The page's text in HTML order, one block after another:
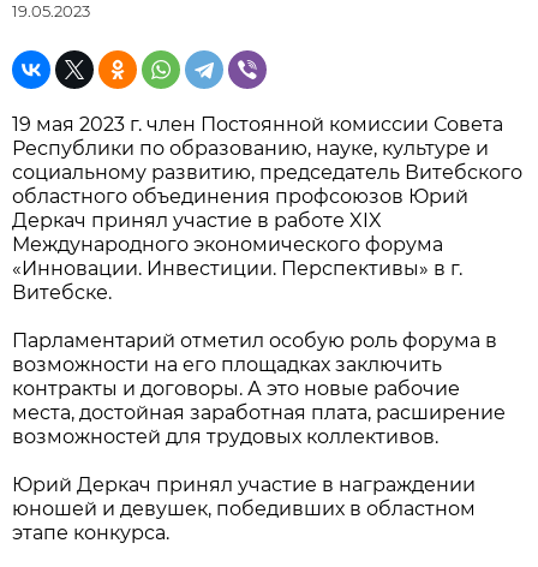
19.05.2023
19 мая 2023 г. член Постоянной комиссии Совета
Республики по образованию, науке, культуре и
социальному развитию, председатель Витебского
областного объединения профсоюзов Юрий
Деркач принял участие в работе XIX
Международного экономического форума
«Инновации. Инвестиции. Перспективы» в г.
Витебске.
Парламентарий отметил особую роль форума в
возможности на его площадках заключить
контракты и договоры. А это новые рабочие
места, достойная заработная плата, расширение
возможностей для трудовых коллективов.
Юрий Деркач принял участие в награждении
юношей и девушек, победивших в областном
этапе конкурса.